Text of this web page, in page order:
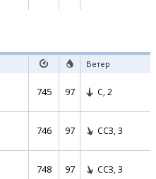
Ветер
745 97 С, 2
746 97 ССЗ, 3
748 97 ССЗ, 3